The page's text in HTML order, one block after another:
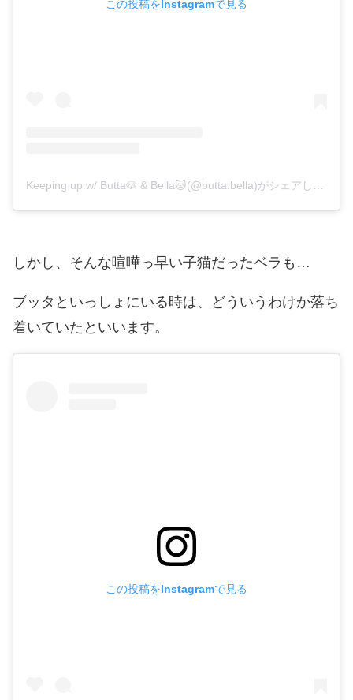
この投稿をInstagramで見る
Keeping up w/ Butta🐶 & Bella🐱(@butta.bella)がシェアした投稿
しかし、そんな喧嘩っ早い子猫だったベラも…
ブッタといっしょにいる時は、どういうわけか落ち
着いていたといいます。
この投稿をInstagramで見る